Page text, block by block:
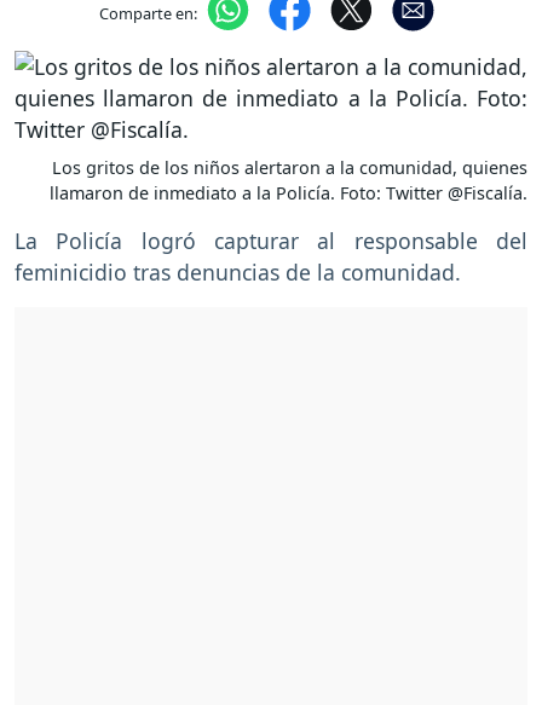
Comparte en:
Los gritos de los niños alertaron a la comunidad, quienes
llamaron de inmediato a la Policía. Foto: Twitter @Fiscalía.
La Policía logró capturar al responsable del
feminicidio tras denuncias de la comunidad.